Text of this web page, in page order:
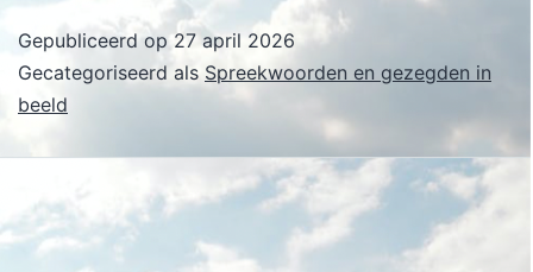
Gepubliceerd op27 april 2026
Gecategoriseerd als Spreekwoorden en gezegden in
beeld